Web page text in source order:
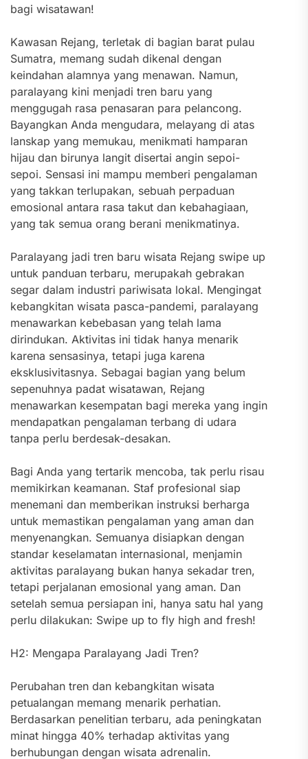
bagi wisatawan!
Kawasan Rejang, terletak di bagian barat pulau
Sumatra, memang sudah dikenal dengan
keindahan alamnya yang menawan. Namun,
paralayang kini menjadi tren baru yang
menggugah rasa penasaran para pelancong.
Bayangkan Anda mengudara, melayang di atas
lanskap yang memukau, menikmati hamparan
hijau dan birunya langit disertai angin sepoi-
sepoi. Sensasi ini mampu memberi pengalaman
yang takkan terlupakan, sebuah perpaduan
emosional antara rasa takut dan kebahagiaan,
yang tak semua orang berani menikmatinya.
Paralayang jadi tren baru wisata Rejang swipe up
untuk panduan terbaru, merupakah gebrakan
segar dalam industri pariwisata lokal. Mengingat
kebangkitan wisata pasca-pandemi, paralayang
menawarkan kebebasan yang telah lama
dirindukan. Aktivitas ini tidak hanya menarik
karena sensasinya, tetapi juga karena
eksklusivitasnya. Sebagai bagian yang belum
sepenuhnya padat wisatawan, Rejang
menawarkan kesempatan bagi mereka yang ingin
mendapatkan pengalaman terbang di udara
tanpa perlu berdesak-desakan.
Bagi Anda yang tertarik mencoba, tak perlu risau
memikirkan keamanan. Staf profesional siap
menemani dan memberikan instruksi berharga
untuk memastikan pengalaman yang aman dan
menyenangkan. Semuanya disiapkan dengan
standar keselamatan internasional, menjamin
aktivitas paralayang bukan hanya sekadar tren,
tetapi perjalanan emosional yang aman. Dan
setelah semua persiapan ini, hanya satu hal yang
perlu dilakukan: Swipe up to fly high and fresh!
H2: Mengapa Paralayang Jadi Tren?
Perubahan tren dan kebangkitan wisata
petualangan memang menarik perhatian.
Berdasarkan penelitian terbaru, ada peningkatan
minat hingga 40% terhadap aktivitas yang
berhubungan dengan wisata adrenalin.